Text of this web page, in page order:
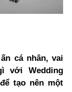
cá nhân, vai
với Wedding
tạo nên một